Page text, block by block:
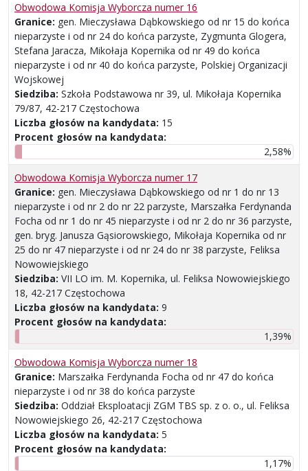
Obwodowa Komisja Wyborcza numer 16
Granice: gen. Mieczysława Dąbkowskiego od nr 15 do końca
nieparzyste i od nr 24 do końca parzyste, Zygmunta Glogera,
Stefana Jaracza, Mikołaja Kopernika od nr 49 do końca
nieparzyste i od nr 40 do końca parzyste, Polskiej Organizacji
Wojskowej
Siedziba: Szkoła Podstawowa nr 39, ul. Mikołaja Kopernika
79/87, 42-217 Częstochowa
Liczba głosów na kandydata: 15
Procent głosów na kandydata:
2,58%
Obwodowa Komisja Wyborcza numer 17
Granice: gen. Mieczysława Dąbkowskiego od nr 1 do nr 13
nieparzyste i od nr 2 do nr 22 parzyste, Marszałka Ferdynanda
Focha od nr 1 do nr 45 nieparzyste i od nr 2 do nr 36 parzyste,
gen. bryg. Janusza Gąsiorowskiego, Mikołaja Kopernika od nr
25 do nr 47 nieparzyste i od nr 24 do nr 38 parzyste, Feliksa
Nowowiejskiego
Siedziba: VII LO im. M. Kopernika, ul. Feliksa Nowowiejskiego
18, 42-217 Częstochowa
Liczba głosów na kandydata: 9
Procent głosów na kandydata:
1,39%
Obwodowa Komisja Wyborcza numer 18
Granice: Marszałka Ferdynanda Focha od nr 47 do końca
nieparzyste i od nr 38 do końca parzyste
Siedziba: Oddział Eksploatacji ZGM TBS sp. z o. o., ul. Feliksa
Nowowiejskiego 26, 42-217 Częstochowa
Liczba głosów na kandydata: 5
Procent głosów na kandydata:
1,17%